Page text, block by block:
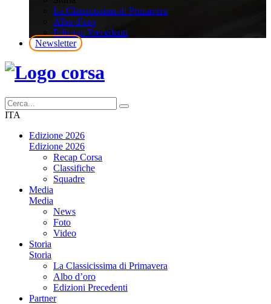
La Classicissima di Primavera
Albo d’oro
Edizioni Precedenti
Newsletter
ITA
Edizione 2026
Edizione 2026
Recap Corsa
Classifiche
Squadre
Media
Media
News
Foto
Video
Storia
Storia
La Classicissima di Primavera
Albo d’oro
Edizioni Precedenti
Partner